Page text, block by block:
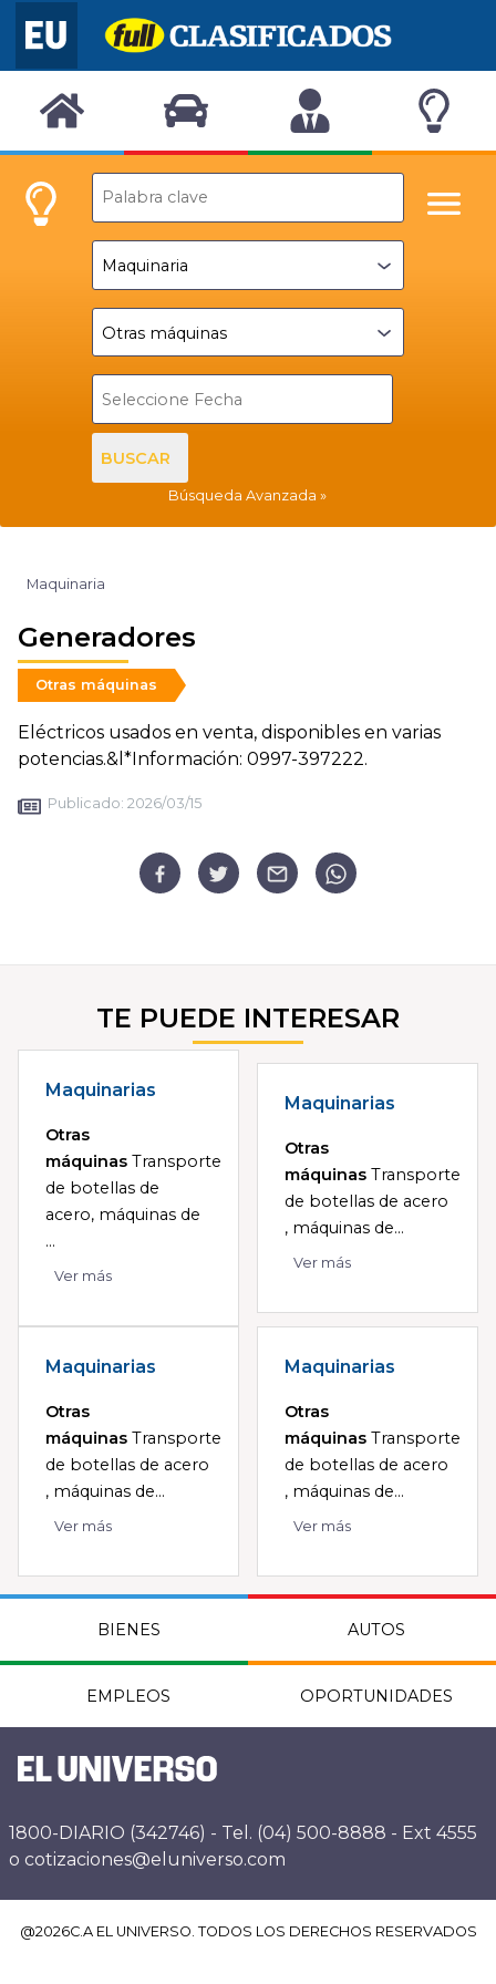
BUSCAR
Búsqueda Avanzada
Maquinaria
Generadores
Otras máquinas
Eléctricos usados en venta, disponibles en varias
potencias.&l*Información: 0997-397222.
Publicado: 2026/03/15
TE PUEDE INTERESAR
Maquinarias
Otras
máquinas Transporte
de botellas de
acero, máquinas de
...
Ver más
Maquinarias
Otras
máquinas Transporte
de botellas de acero
, máquinas de...
Ver más
Maquinarias
Otras
máquinas Transporte
de botellas de acero
, máquinas de...
Ver más
Maquinarias
Otras
máquinas Transporte
de botellas de acero
, máquinas de...
Ver más
BIENES AUTOS
EMPLEOS OPORTUNIDADES
1800-DIARIO (342746) - Tel. (04) 500-8888 - Ext 4555
o cotizaciones@eluniverso.com
@2026C.A EL UNIVERSO. TODOS LOS DERECHOS RESERVADOS